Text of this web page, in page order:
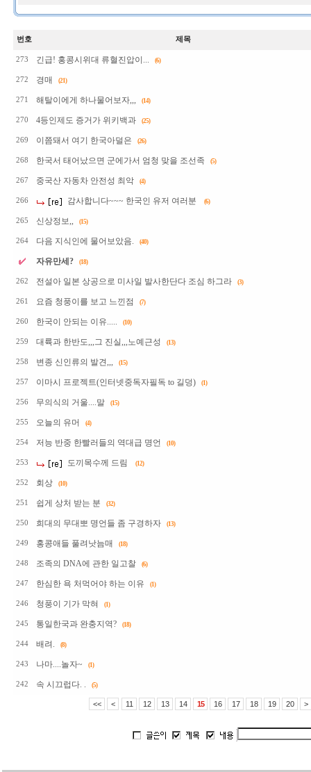
번호 제목
273 긴급! 홍콩시위대 류혈진압이... (6)
272 경매 (21)
271 해탈이에게 하나물어보자,,, (14)
270 4등인제도 증거가 위키백과 (25)
269 이쯤돼서 여기 한국아덜은 (26)
268 한국서 태어났으면 군에가서 엄청 맞을 조선족 (5)
267 중국산 자동차 안전성 최악 (4)
266 감사합니다~~~ 한국인 유저 여러분 (6)
265 신상정보,, (15)
264 다음 지식인에 물어보았음. (40)
자유만세? (18)
262 전설아 일본 상공으로 미사일 발사한단다 조심 하그라 (3)
261 요즘 청풍이를 보고 느낀점 (7)
260 한국이 안되는 이유..... (10)
259 대륙과 한반도,,,그 진실,,,노예근성 (13)
258 변종 신인류의 발견,,, (15)
257 이마시 프로젝트(인터넷중독자필독 to 길덩) (1)
256 무의식의 거울....말 (15)
255 오늘의 유머 (4)
254 저능 반중 한빨러들의 역대급 명언 (10)
253 도끼목수께 드림 (12)
252 회상 (10)
251 쉽게 상처 받는 분 (32)
250 희대의 무대뽀 명언들 좀 구경하자 (13)
249 홍콩애들 풀려낫늠매 (18)
248 조족의 DNA에 관한 일고찰 (6)
247 한심한 욕 처먹어야 하는 이유 (1)
246 청풍이 기가 막혀 (1)
245 통일한국과 완충지역? (18)
244 배려. (8)
243 나마....놀자~ (1)
242 속 시끄럽다. . (5)
<< < 11 12 13 14 15 16 17 18 19 20 >